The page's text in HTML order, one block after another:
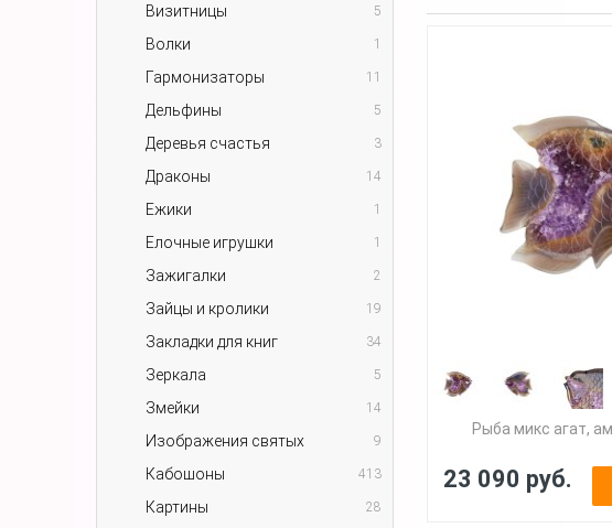
Визитницы 5
Волки 1
Гармонизаторы 11
Дельфины 5
Деревья счастья 3
Драконы 14
Ежики 1
Елочные игрушки 1
Зажигалки 2
Зайцы и кролики 19
Закладки для книг 34
Зеркала 5
Змейки 14
Изображения святых 9
Кабошоны 413
Картины 28
Рыба микс агат,
23 090 руб.